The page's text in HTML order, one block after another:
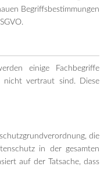
Begriffsbestimmungen
einige Fachbegriffe
nicht vertraut sind. Diese
die
in der gesamten
auf der Tatsache, dass